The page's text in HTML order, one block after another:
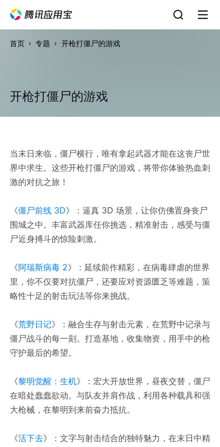
首页 专题 开枪打僵尸的游戏
开枪打僵尸的游戏
当末日来临，僵尸横行，唯有拿起武器才能在这丧尸世
界中求生。这些开枪打僵尸的游戏，将带你体验热血刺
激的对抗之旅！
《僵尸前线 3D》：逼真 3D 场景，让你仿佛置身丧尸
围城之中。丰富武器库任你挑选，精准射击，感受与僵
尸近身搏斗的惊险刺激。
《阿瑞斯病毒 2》：延续前作精彩，在病毒肆虐的世界
里，你不仅要对抗僵尸，还要应对资源匮乏等难题，策
略性十足的射击玩法等你来挑战。
《荒野日记》：融合生存与射击元素，在荒野中记录与
僵尸战斗的每一刻。打造基地，收集物资，用手中的枪
守护最后的希望。
《黎明觉醒：生机》：宏大开放世界，昼夜交替，僵尸
在暗处蠢蠢欲动。与队友并肩作战，利用各种载具和强
大枪械，在黎明到来前奋力抵抗。
《活下去》：文字与射击结合的独特魅力，在末日中精